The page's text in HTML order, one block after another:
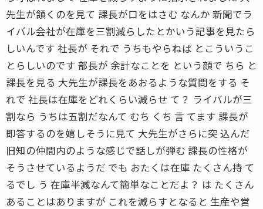
先生が頷くのを見て 課長が口をはさむ なんか 新聞でラ
イバル会社が在庫を三割減らしたとかいう記事を見たら
しいんです 社長が それで うちもやらねば とこういうこ
とらしいのです 部長が 余計なことを という顔で ちら と
課長を見る 大先生が課長をあおるような質問をする そ
れで 社長は在庫をどれくらい減らせ て？ ライバルが三
割なら うちは五割だなんて むち くち 言 てます 課長が
即答するのを嬉しそうに見て 大先生がさらに突 込んだ
旧知の仲間内のような感じで話しが弾む 課長の性格が
そうさせているようだ でも おたくは在庫 たくさん持 て
るでし う 在庫半減なんて簡単なことだよ？ は たくさん
あることはありますが これを減らすとなると 生産や営